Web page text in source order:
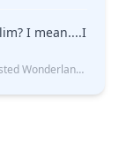
I mean....I
Twisted Wonderland Kin Quiz